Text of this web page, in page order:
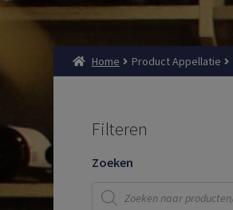
Home Product Appellatie
Filteren
Zoeken
Producten
zoeken